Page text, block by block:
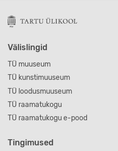
Välislingid
TÜ muuseum
TÜ kunstimuuseum
TÜ loodusmuuseum
TÜ raamatukogu
TÜ raamatukogu e-pood
Tingimused